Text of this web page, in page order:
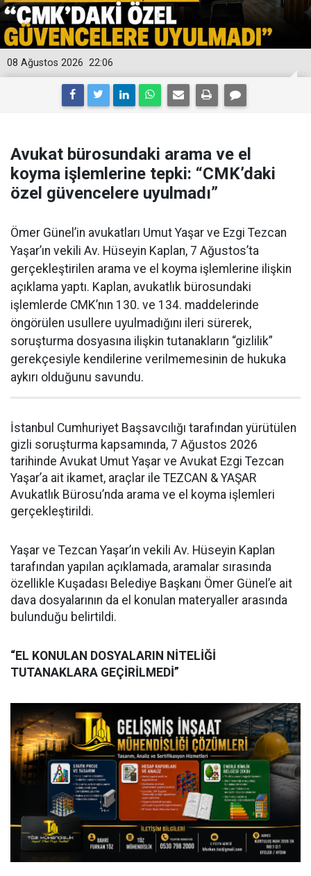
22:06
08 Ağustos 2026
Avukat bürosundaki arama ve el
koyma işlemlerine tepki: “CMK’daki
özel güvencelere uyulmadı”
Ömer Günel’in avukatları Umut Yaşar ve Ezgi Tezcan
Yaşar’ın vekili Av. Hüseyin Kaplan, 7 Ağustos’ta
gerçekleştirilen arama ve el koyma işlemlerine ilişkin
açıklama yaptı. Kaplan, avukatlık bürosundaki
işlemlerde CMK’nın 130. ve 134. maddelerinde
öngörülen usullere uyulmadığını ileri sürerek,
soruşturma dosyasına ilişkin tutanakların “gizlilik”
gerekçesiyle kendilerine verilmemesinin de hukuka
aykırı olduğunu savundu.
İstanbul Cumhuriyet Başsavcılığı tarafından yürütülen
gizli soruşturma kapsamında, 7 Ağustos 2026
tarihinde Avukat Umut Yaşar ve Avukat Ezgi Tezcan
Yaşar’a ait ikamet, araçlar ile TEZCAN & YAŞAR
Avukatlık Bürosu’nda arama ve el koyma işlemleri
gerçekleştirildi.
Yaşar ve Tezcan Yaşar’ın vekili Av. Hüseyin Kaplan
tarafından yapılan açıklamada, aramalar sırasında
özellikle Kuşadası Belediye Başkanı Ömer Günel’e ait
dava dosyalarının da el konulan materyaller arasında
bulunduğu belirtildi.
“EL KONULAN DOSYALARIN NİTELİĞİ
TUTANAKLARA GEÇİRİLMEDİ”